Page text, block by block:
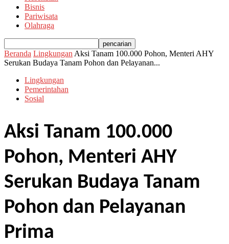
Bisnis
Pariwisata
Olahraga
Beranda Lingkungan Aksi Tanam 100.000 Pohon, Menteri AHY
Serukan Budaya Tanam Pohon dan Pelayanan...
Lingkungan
Pemerintahan
Sosial
Aksi Tanam 100.000
Pohon, Menteri AHY
Serukan Budaya Tanam
Pohon dan Pelayanan
Prima